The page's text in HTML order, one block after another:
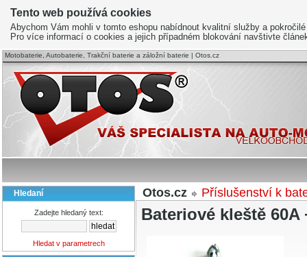
Motobaterie, Autobaterie, Trakční baterie a záložní baterie | Otos.cz
Hledaní
Zadejte hledaný text:
Hledat v parametrech
Otos.cz Příslušenství k
Bateriové kleště 60A
Tento web používá cookies
Abychom Vám mohli v tomto eshopu nabídnout kvalitní služby a
Pro více informací o cookies a jejich případném blokování navštivte